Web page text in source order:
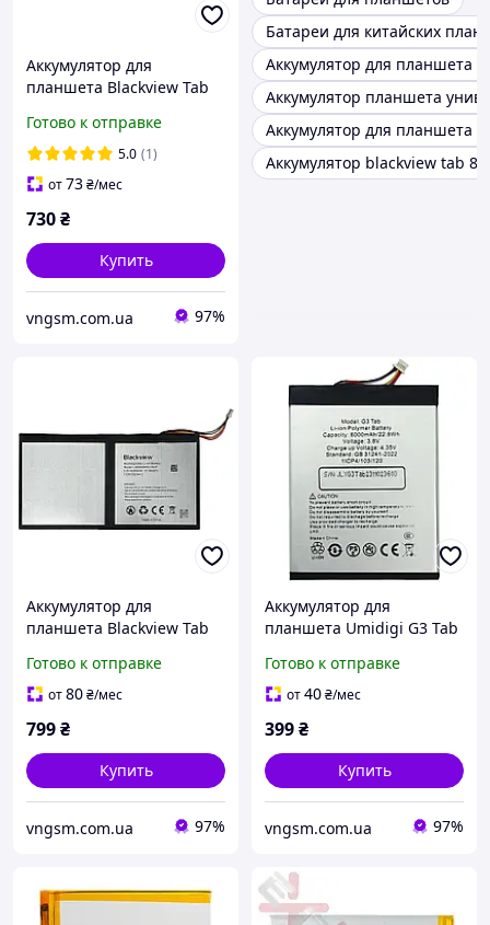
Аккумулятор для
планшета Blackview Tab
Готово к отправке
5.0 (1)
от73₴/мес
730₴
Купить
vngsm.com.ua 97%
Батареи для китайских
Аккумулятор для планшета
Аккумулятор планшета
Аккумулятор для планшета
Аккумулятор blackview tab 8
Аккумулятор для
планшета Blackview Tab
mAh
Готово к отправке
от80₴/мес
799₴
Купить
vngsm.com.ua 97%
Аккумулятор для
планшета Umidigi G3 Tab
6000 mAh
Готово к отправке
от40₴/мес
399₴
Купить
vngsm.com.ua 97%